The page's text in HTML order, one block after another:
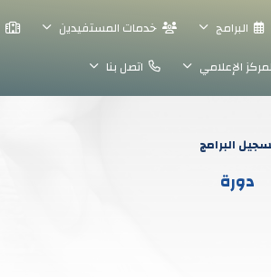
البرامج خدمات المستفيدين
الإعلامي اتصل بنا
البرامج
دورة